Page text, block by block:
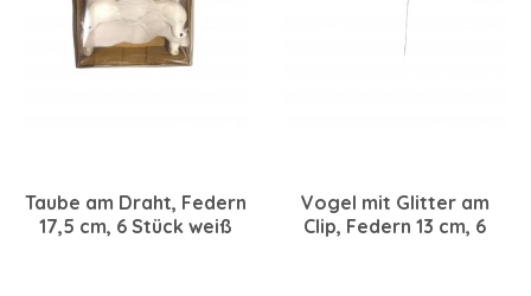
Taube am Draht, Federn
17,5 cm, 6 Stück weiß
Vogel mit Glitter am
Clip, Federn 13 cm, 6